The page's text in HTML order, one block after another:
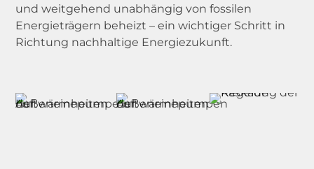
und weitgehend unabhängig von fossilen
Energieträgern beheizt – ein wichtiger Schritt in
Richtung nachhaltige Energiezukunft.